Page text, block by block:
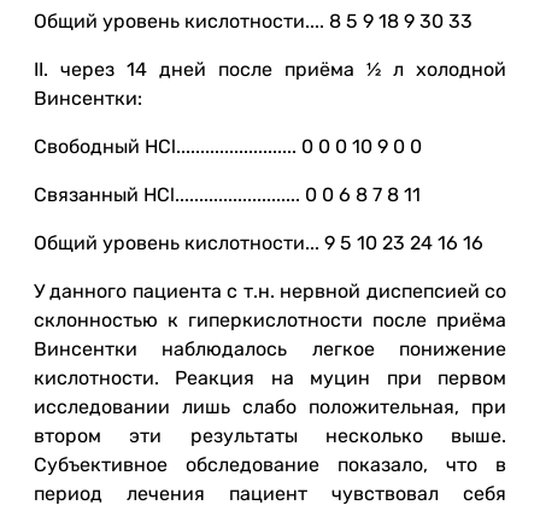
Общий уровень кислотности.... 8 5 9 18 9 30 33
II. через 14 дней после приёма ½ л холодной
Винсентки:
Свободный HCl......................... 0 0 0 10 9 0 0
Связанный HCl.......................... 0 0 6 8 7 8 11
Общий уровень кислотности... 9 5 10 23 24 16 16
У данного пациента с т.н. нервной диспепсией со
склонностью к гиперкислотности после приёма
Винсентки наблюдалось легкое понижение
кислотности. Реакция на муцин при первом
исследовании лишь слабо положительная, при
втором эти результаты несколько выше.
Субъективное обследование показало, что в
период лечения пациент чувствовал себя